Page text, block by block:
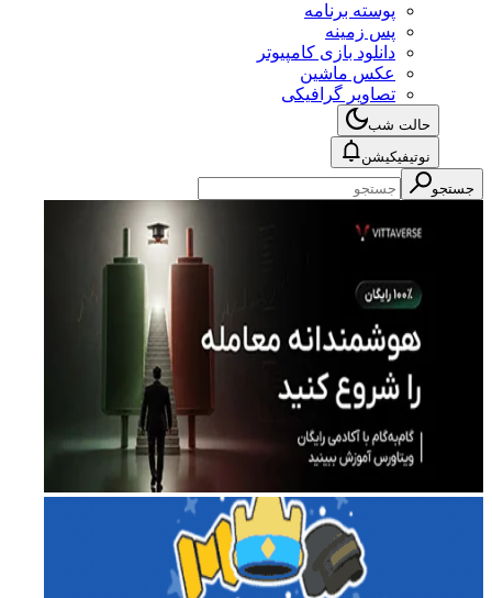
پوسته برنامه
پس زمینه
دانلود بازی کامپیوتر
عکس ماشین
تصاویر گرافیکی
حالت شب
نوتیفیکیشن
جستجو